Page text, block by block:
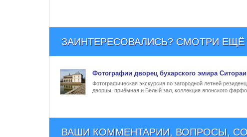
ЗАИНТЕРЕСОВАЛИСЬ? СМОТРИ
Фотографии дворец бухарского эмира
Фотографическая экскурсия по загородной летней
дворцы, приёмная и Белый зал, коллекция японского
ВАШИ КОММЕНТАРИИ, ВОПРОСЫ,